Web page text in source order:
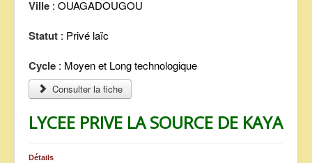
Ville : OUAGADOUGOU
Statut : Privé laïc
Cycle : Moyen et Long technologique
Consulter la fiche
LYCEE PRIVE LA SOURCE DE KAYA
Détails